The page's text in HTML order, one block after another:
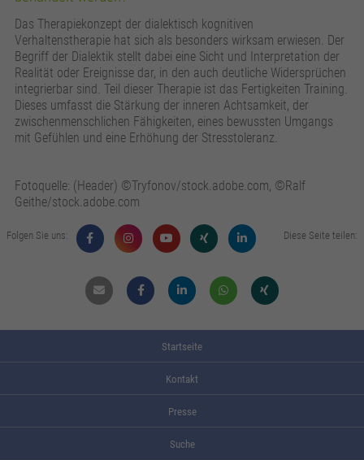
Das Therapiekonzept der dialektisch kognitiven
Verhaltenstherapie hat sich als besonders wirksam erwiesen. Der
Begriff der Dialektik stellt dabei eine Sicht und Interpretation der
Realität oder Ereignisse dar, in den auch deutliche Widersprüchen
integrierbar sind. Teil dieser Therapie ist das Fertigkeiten Training.
Dieses umfasst die Stärkung der inneren Achtsamkeit, der
zwischenmenschlichen Fähigkeiten, eines bewussten Umgangs
mit Gefühlen und eine Erhöhung der Stresstoleranz.
Fotoquelle: (Header) ©Tryfonov/stock.adobe.com, ©Ralf
Geithe/stock.adobe.com
Folgen Sie uns: Diese Seite teilen:
Mail FacebookLinkdin WhatsappXing
Startseite
Kontakt
Presse
Suche